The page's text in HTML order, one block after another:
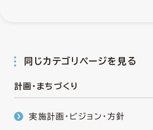
同じカテゴリページを見る
計画・まちづくり
実施計画・ビジョン・方針